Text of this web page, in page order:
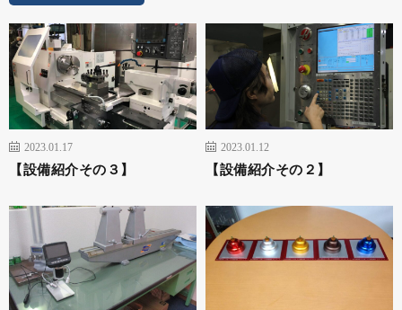
2023.01.17
【設備紹介その３】
2023.01.12
【設備紹介その２】